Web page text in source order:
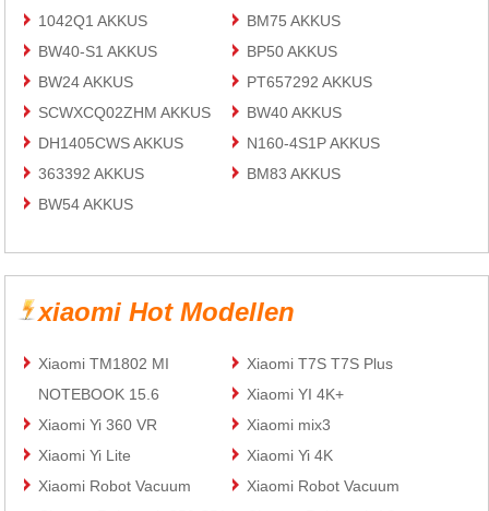
1042Q1 AKKUS
BM75 AKKUS
BW40-S1 AKKUS
BP50 AKKUS
BW24 AKKUS
PT657292 AKKUS
SCWXCQ02ZHM AKKUS
BW40 AKKUS
DH1405CWS AKKUS
N160-4S1P AKKUS
363392 AKKUS
BM83 AKKUS
BW54 AKKUS
xiaomi Hot Modellen
Xiaomi TM1802 MI
NOTEBOOK 15.6
Xiaomi T7S T7S Plus
Xiaomi YI 4K+
Xiaomi Yi 360 VR
Xiaomi mix3
Xiaomi Yi Lite
Xiaomi Yi 4K
Xiaomi Robot Vacuum
Xiaomi Robot Vacuum